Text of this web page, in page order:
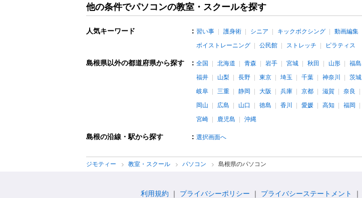
他の条件でパソコンの教室・スクールを探す
人気キーワード ： 習い事 護身術 シニア キックボクシング 動画編集
ボイストレーニング
公民館 ストレッチ ピラティス
島根県以外の都道府県から探す ： 全国 北海道 青森 岩手 宮城 秋田 山形 福島
福井
山梨 長野 東京 埼玉 千葉 神奈川 茨城
岐阜
三重 静岡 大阪 兵庫 京都 滋賀 奈良
岡山
広島 山口 徳島 香川 愛媛 高知 福岡
宮崎
鹿児島 沖縄
島根の沿線・駅から探す ： 選択画面へ
ジモティー 教室・スクール パソコン 島根県のパソコン
利用規約 プライバシーポリシー プライバシーステートメント